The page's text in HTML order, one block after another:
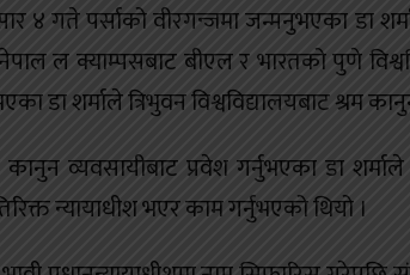
४ गते पर्साको वीरगन्जमा जन्मनुभएका डा
ल क्याम्पसबाट बीएल र भारतको पुणे
डा शर्माले त्रिभुवन विश्वविद्यालयबाट श्रम
कानुन व्यवसायीबाट प्रवेश गर्नुभएका डा
न्यायाधीश भएर काम गर्नुभएको थियो ।